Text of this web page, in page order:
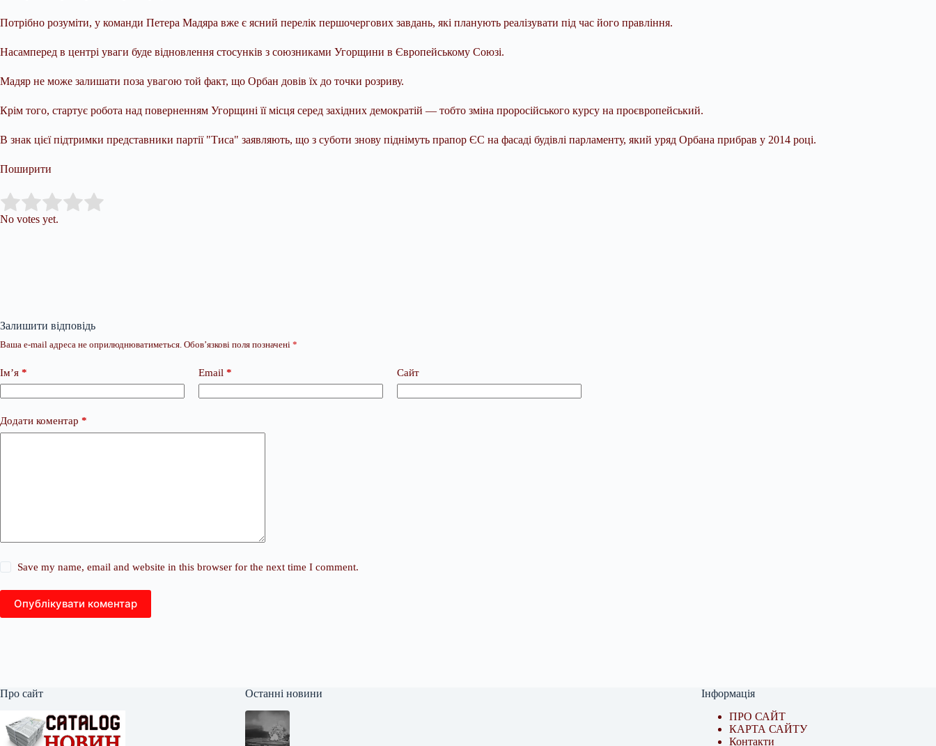
Потрібно розуміти, у команди Петера Мадяра вже є ясний перелік першочергових завдань, які планують реалізувати під час його правління.
Насамперед в центрі уваги буде відновлення стосунків з союзниками Угорщини в Європейському Союзі.
Мадяр не може залишати поза увагою той факт, що Орбан довів їх до точки розриву.
Крім того, стартує робота над поверненням Угорщині її місця серед західних демократій — тобто зміна проросійського курсу на проєвропейський.
В знак цієї підтримки представники партії "Тиса" заявляють, що з суботи знову піднімуть прапор ЄС на фасаді будівлі парламенту, який уряд Орбана прибрав у 2014 році.
Поширити
Rate this item:
No votes yet.
Залишити відповідь
Ваша e-mail адреса не оприлюднюватиметься. Обов’язкові поля позначені *
Ім’я * Email * Сайт
Додати коментар *
Save my name, email and website in this browser for the next time I comment.
Опублікувати коментар
Про сайт Останні новини
Інформація
ПРО САЙТ
КАРТА САЙТУ
Контакти